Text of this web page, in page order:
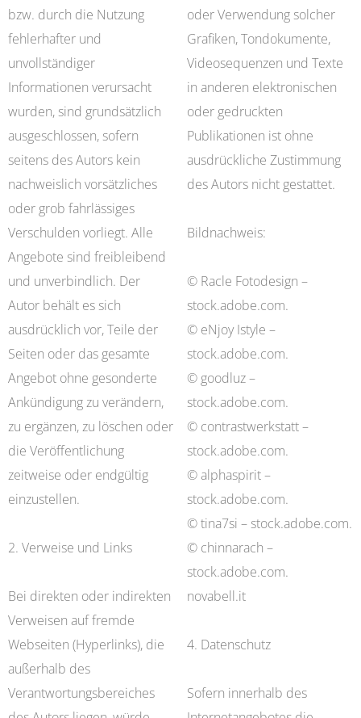
bzw. durch die Nutzung
fehlerhafter und
unvollständiger
Informationen verursacht
wurden, sind grundsätzlich
ausgeschlossen, sofern
seitens des Autors kein
nachweislich vorsätzliches
oder grob fahrlässiges
Verschulden vorliegt. Alle
Angebote sind freibleibend
und unverbindlich. Der
Autor behält es sich
ausdrücklich vor, Teile der
Seiten oder das gesamte
Angebot ohne gesonderte
Ankündigung zu verändern,
zu ergänzen, zu löschen oder
die Veröffentlichung
zeitweise oder endgültig
einzustellen.
2. Verweise und Links
Bei direkten oder indirekten
Verweisen auf fremde
Webseiten (Hyperlinks), die
außerhalb des
Verantwortungsbereiches
oder Verwendung solcher
Grafiken, Tondokumente,
Videosequenzen und Texte
in anderen elektronischen
oder gedruckten
Publikationen ist ohne
ausdrückliche Zustimmung
des Autors nicht gestattet.
Bildnachweis:
© Racle Fotodesign –
stock.adobe.com.
© eNjoy Istyle –
stock.adobe.com.
© goodluz –
stock.adobe.com.
© contrastwerkstatt –
stock.adobe.com.
© alphaspirit –
stock.adobe.com.
© tina7si – stock.adobe.com.
© chinnarach –
stock.adobe.com.
novabell.it
4. Datenschutz
Sofern innerhalb des